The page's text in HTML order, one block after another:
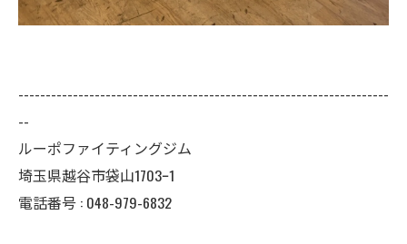
--------------------------------------------------------------------
--
ルーポファイティングジム
埼玉県越谷市袋山1703ｰ1
電話番号 : 048-979-6832